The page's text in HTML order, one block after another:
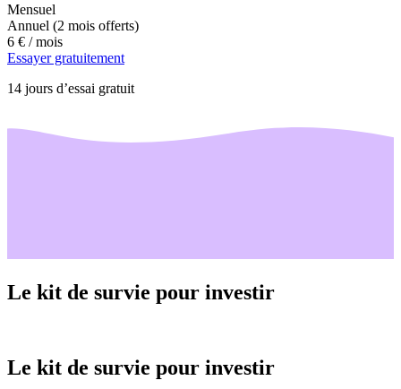
Mensuel
Annuel (2 mois offerts)
6 € / mois
Essayer gratuitement
14 jours d’essai gratuit
Le kit de survie pour investir
Le kit de survie pour investir